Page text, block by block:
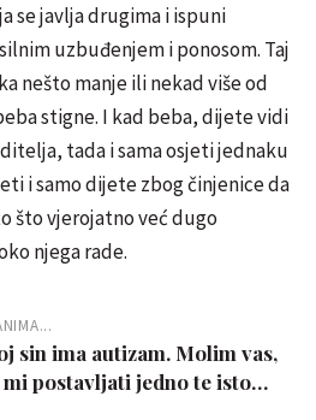
se javlja drugima i ispuni
uzbuđenjem i ponosom. Taj
nešto manje ili nekad više od
stigne. I kad beba, dijete vidi
tada i sama osjeti jednaku
i samo dijete zbog činjenice da
što vjerojatno već dugo
njega rade.
sin ima autizam. Molim vas,
postavljati jedno te isto